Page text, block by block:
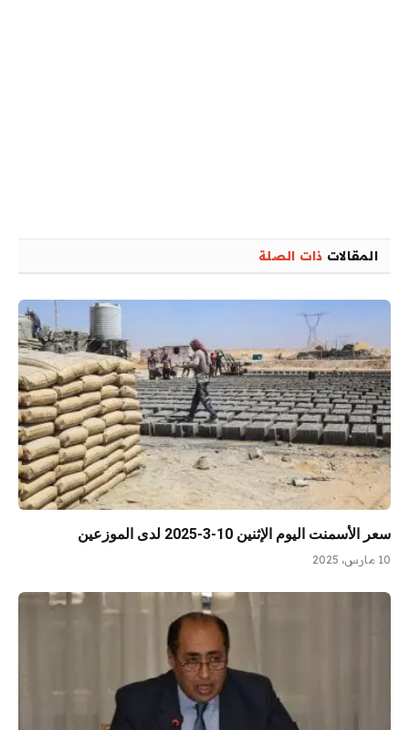
المقالات ذات الصلة
سعر الأسمنت اليوم الإثنين 10-3-2025 لدى الموزعين
10 مارس، 2025